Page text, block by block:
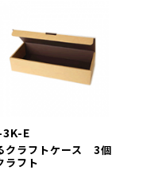
E
クラフトケース 3個
フト